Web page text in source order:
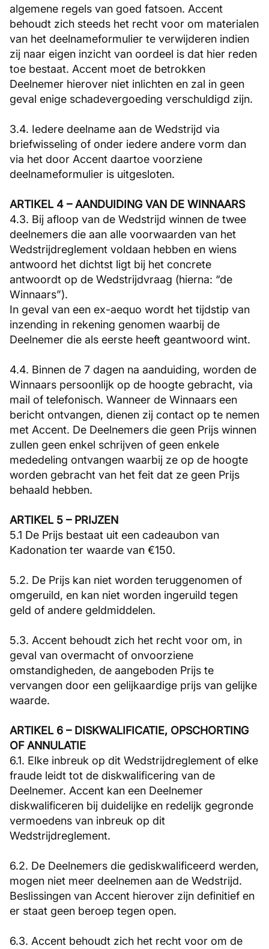
algemene regels van goed fatsoen. Accent
behoudt zich steeds het recht voor om materialen
van het deelnameformulier te verwijderen indien
zij naar eigen inzicht van oordeel is dat hier reden
toe bestaat. Accent moet de betrokken
Deelnemer hierover niet inlichten en zal in geen
geval enige schadevergoeding verschuldigd zijn.
3.4. Iedere deelname aan de Wedstrijd via
briefwisseling of onder iedere andere vorm dan
via het door Accent daartoe voorziene
deelnameformulier is uitgesloten.
ARTIKEL 4 – AANDUIDING VAN DE WINNAARS
4.3. Bij afloop van de Wedstrijd winnen de twee
deelnemers die aan alle voorwaarden van het
Wedstrijdreglement voldaan hebben en wiens
antwoord het dichtst ligt bij het concrete
antwoordt op de Wedstrijdvraag (hierna: “de
Winnaars”).
In geval van een ex-aequo wordt het tijdstip van
inzending in rekening genomen waarbij de
Deelnemer die als eerste heeft geantwoord wint.
4.4. Binnen de 7 dagen na aanduiding, worden de
Winnaars persoonlijk op de hoogte gebracht, via
mail of telefonisch. Wanneer de Winnaars een
bericht ontvangen, dienen zij contact op te nemen
met Accent. De Deelnemers die geen Prijs winnen
zullen geen enkel schrijven of geen enkele
mededeling ontvangen waarbij ze op de hoogte
worden gebracht van het feit dat ze geen Prijs
behaald hebben.
ARTIKEL 5 – PRIJZEN
5.1 De Prijs bestaat uit een cadeaubon van
Kadonation ter waarde van €150.
5.2. De Prijs kan niet worden teruggenomen of
omgeruild, en kan niet worden ingeruild tegen
geld of andere geldmiddelen.
5.3. Accent behoudt zich het recht voor om, in
geval van overmacht of onvoorziene
omstandigheden, de aangeboden Prijs te
vervangen door een gelijkaardige prijs van gelijke
waarde.
ARTIKEL 6 – DISKWALIFICATIE, OPSCHORTING
OF ANNULATIE
6.1. Elke inbreuk op dit Wedstrijdreglement of elke
fraude leidt tot de diskwalificering van de
Deelnemer. Accent kan een Deelnemer
diskwalificeren bij duidelijke en redelijk gegronde
vermoedens van inbreuk op dit
Wedstrijdreglement.
6.2. De Deelnemers die gediskwalificeerd werden,
mogen niet meer deelnemen aan de Wedstrijd.
Beslissingen van Accent hierover zijn definitief en
er staat geen beroep tegen open.
6.3. Accent behoudt zich het recht voor om de